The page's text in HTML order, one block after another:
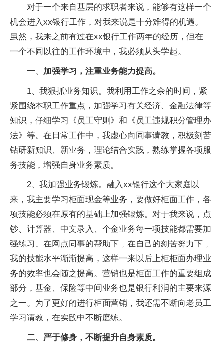
对于一个来自基层的求职者来说，能够有这样一个
机会进入xx银行工作，对我来说是十分难得的机遇。
虽然，我来之前有过在xx银行工作两年的经历，但在
一个不同以往的工作环境中，我必须从头学起。
一、加强学习，注重业务能力提高。
1、我狠抓业务知识。我利用工作之余的时间，紧
紧围绕本职工作重点，加强学习有关经济、金融法律等
知识，仔细学习《员工守则》和《员工违规积分管理办
法》等。在日常工作中，我虚心向同事请教，积极刻苦
钻研新知识、新业务，理论结合实践，熟练掌握各项服
务技能，增强自身业务素质。
2、我加强业务锻炼。融入xx银行这个大家庭以
来，我主要学习柜面现金等业务，要做好柜面工作，各
项技能必须在原有的基础上加强锻炼。对于我来说，点
钞、计算器、中文录入、个金业务每一项技能都需要加
强练习。在网点同事的帮助下，在自己的刻苦努力下，
我的技能水平渐渐提高，这样一来以后上柜柜面办理业
务的效率也会随之提高。营销也是柜面工作的重要组成
部分，基金、保险等中间业务也是银行利润的主要来源
之一。为了更好的进行柜面营销，我还需不断向老员工
学习请教，在实践中不断磨练。
二、严于修身，不断提升自身素质。